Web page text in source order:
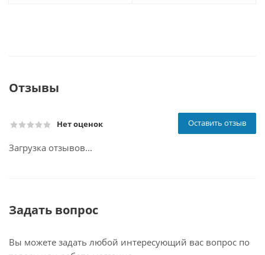
Отзывы
Нет оценок Оставить отзыв
Загрузка отзывов...
Задать вопрос
Вы можете задать любой интересующий вас вопрос по